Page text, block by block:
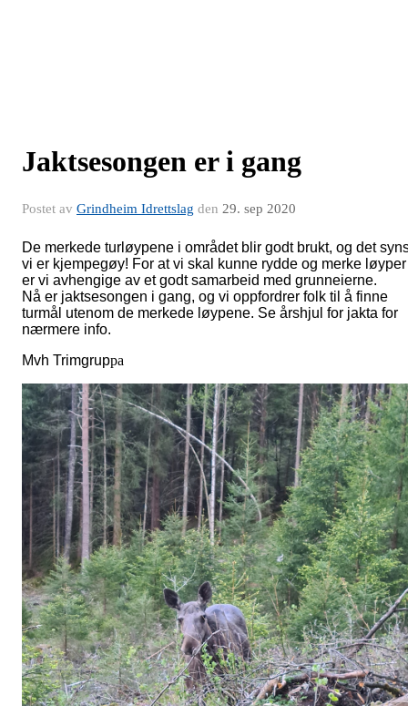
Jaktsesongen er i gang
Postet av Grindheim Idrettslag den 29. sep 2020
De merkede turløypene i området blir godt brukt, og det
vi er kjempegøy! For at vi skal kunne rydde og merke løyper
er vi avhengige av et godt samarbeid med grunneierne.
Nå er jaktsesongen i gang, og vi oppfordrer folk til å finne
turmål utenom de merkede løypene. Se årshjul for jakta for
nærmere info.
Mvh Trimgruppa